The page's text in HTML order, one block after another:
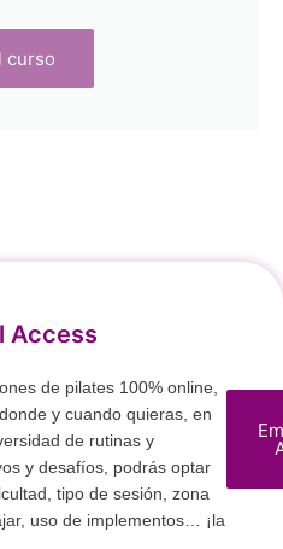
curso
Access
de pilates 100% online,
y cuando quieras, en
de rutinas y
y desafíos, podrás optar
tipo de sesión, zona
uso de implementos… ¡la